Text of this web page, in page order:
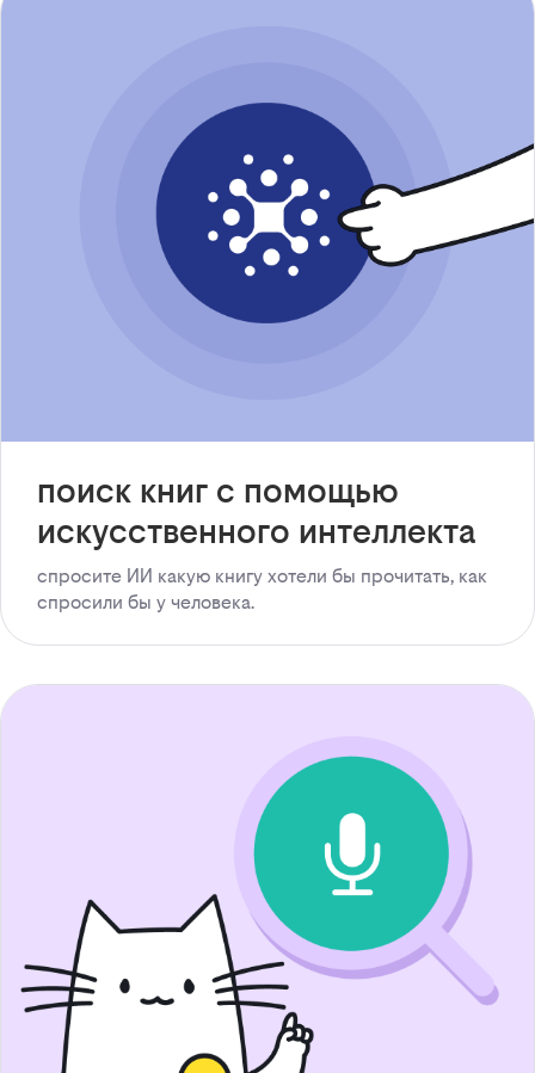
поиск книг с помощью
искусственного интеллекта
спросите ИИ какую книгу хотели бы прочитать, как
спросили бы у человека.